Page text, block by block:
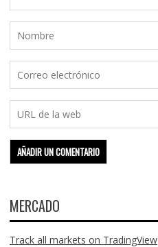
MERCADO
Track all markets on TradingView